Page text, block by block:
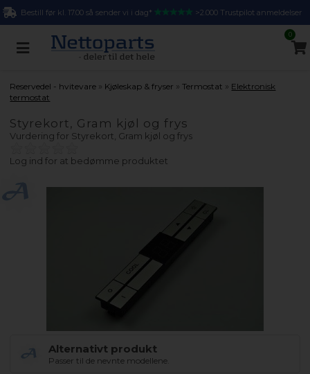
Bestill før kl. 17.00 så sender vi i dag* >2.000 Trustpilot anmeldelser
0
Reservedel - hvitevare » Kjøleskap & fryser »Termostat » Elektronisk
termostat
Styrekort, Gram kjøl og frys
Vurdering for Styrekort, Gram kjøl og frys
Log ind for at bedømme produktet
Alternativt produkt
Passer til de nevnte modellene.